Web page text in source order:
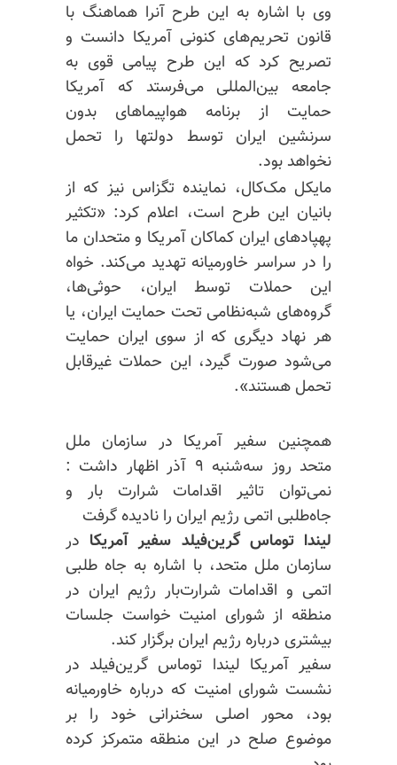
وی با اشاره به این طرح آنرا هماهنگ با
قانون تحریم‌های کنونی آمریکا دانست و
تصریح کرد که این طرح پیامی قوی به
جامعه بین‌المللی می‌فرستد که آمریکا
حمایت از برنامه هواپیماهای بدون
سرنشین ایران توسط دولتها را تحمل
نخواهد بود.
مایکل مک‌کال، نماینده تگزاس نیز که از
بانیان این طرح است، اعلام کرد: «تکثیر
پهپادهای ایران کماکان آمریکا و متحدان ما
را در سراسر خاورمیانه تهدید می‌کند. خواه
این حملات توسط ایران، حوثی‌ها،
گروه‌های شبه‌نظامی تحت حمایت ایران، یا
هر نهاد دیگری که از سوی ایران حمایت
می‌شود صورت گیرد، این حملات غیرقابل
تحمل هستند».
همچنین سفیر آمریکا در سازمان ملل
متحد روز سه‌شنبه ۹ آذر اظهار داشت :
نمی‌توان تاثیر اقدامات شرارت بار و
جاه‌طلبی‌ اتمی رژیم ایران را نادیده گرفت
لیندا توماس گرین‌فیلد سفیر آمریکا در
سازمان ملل متحد، با اشاره به جاه طلبی
اتمی و اقدامات شرارت‌بار رژیم ایران در
منطقه از شورای امنیت خواست جلسات
بیشتری درباره رژیم ایران برگزار کند.
سفیر آمریکا لیندا توماس گرین‌فیلد در
نشست شورای امنیت که درباره خاورمیانه
بود، محور اصلی سخنرانی خود را بر
موضوع صلح در این منطقه متمرکز کرده